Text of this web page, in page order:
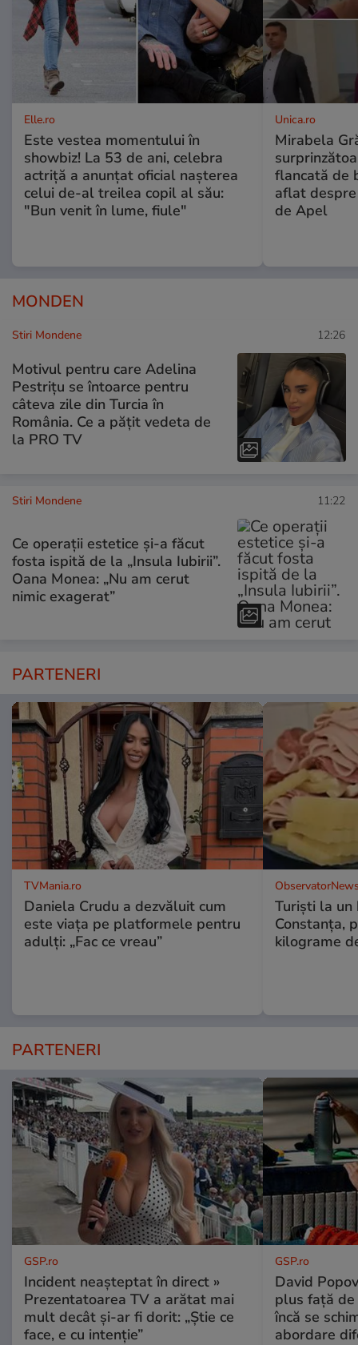
Elle.ro
Este vestea momentului în
showbiz! La 53 de ani, celebra
actriță a anunțat oficial nașterea
celui de-al treilea copil al său:
"Bun venit în lume, fiule"
Unica.ro
Mirabela
flancată de
aflat
de Apel
MONDEN
Stiri Mondene 12:26
Motivul pentru care Adelina
Pestrițu se întoarce pentru
câteva zile din Turcia în
România. Ce a pățit vedeta de
la PRO TV
Stiri Mondene 11:22
Ce operații estetice și-a făcut
fosta ispită de la „Insula Iubirii”.
Oana Monea: „Nu am cerut
nimic exagerat”
PARTENERI
TVMania.ro
Daniela Crudu a dezvăluit cum
este viața pe platformele pentru
adulți: „Fac ce vreau”
Turiști la
Constanța,
kilograme
PARTENERI
GSP.ro
Incident neașteptat în direct »
Prezentatoarea TV a arătat mai
mult decât și-ar fi dorit: „Știe ce
face, e cu intenție”
GSP.ro
David
plus față de
încă se
abordare